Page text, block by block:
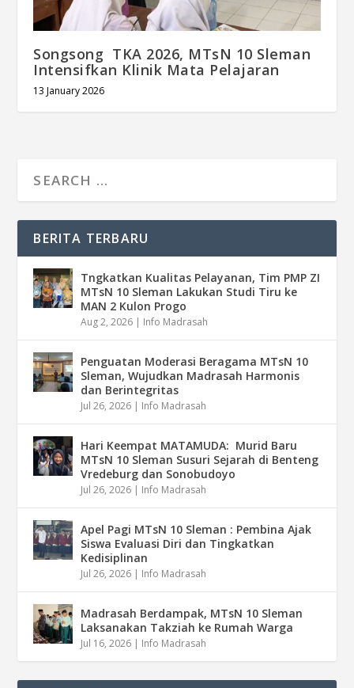
Songsong TKA 2026, MTsN 10 Sleman
Intensifkan Klinik Mata Pelajaran
13 January 2026
BERITA TERBARU
Tngkatkan Kualitas Pelayanan, Tim PMP ZI
MTsN 10 Sleman Lakukan Studi Tiru ke
MAN 2 Kulon Progo
Aug 2, 2026 | Info Madrasah
Penguatan Moderasi Beragama MTsN 10
Sleman, Wujudkan Madrasah Harmonis
dan Berintegritas
Jul 26, 2026 | Info Madrasah
Hari Keempat MATAMUDA: Murid Baru
MTsN 10 Sleman Susuri Sejarah di Benteng
Vredeburg dan Sonobudoyo
Jul 26, 2026 | Info Madrasah
Apel Pagi MTsN 10 Sleman : Pembina Ajak
Siswa Evaluasi Diri dan Tingkatkan
Kedisiplinan
Jul 26, 2026 | Info Madrasah
Madrasah Berdampak, MTsN 10 Sleman
Laksanakan Takziah ke Rumah Warga
Jul 16, 2026 | Info Madrasah